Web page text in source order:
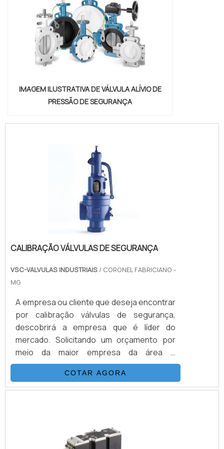
IMAGEM ILUSTRATIVA DE VÁLVULA ALÍVIO DE
PRESSÃO DE SEGURANÇA
CALIBRAÇÃO VÁLVULAS DE SEGURANÇA
VSC-VALVULAS INDUSTRIAIS / CORONEL FABRICIANO -
MG
A empresa ou cliente que deseja encontrar
por calibração válvulas de segurança,
descobrirá a empresa que é líder do
mercado. Solicitando um orçamento por
meio da maior empresa da área e
conhecendo a melhor em qualidade e custo
benefício.DETALHES SOBRE CALIBRAÇÃO
VÁLVULAS DE SEGURANÇAQuem busca por
VSC - Válvulas Industriais. Atuando com
válvula gaveta e válvula guilhotina
COTAR AGORA